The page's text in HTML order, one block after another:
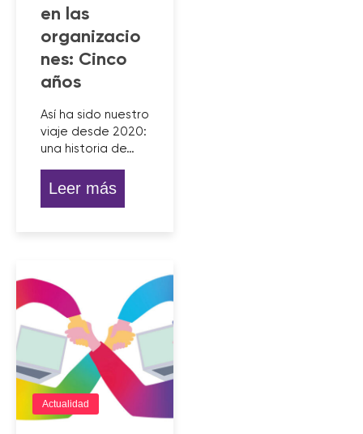
en las
organizacio
nes: Cinco
años
Así ha sido nuestro
viaje desde 2020:
una historia de…
Leer más
Actualidad